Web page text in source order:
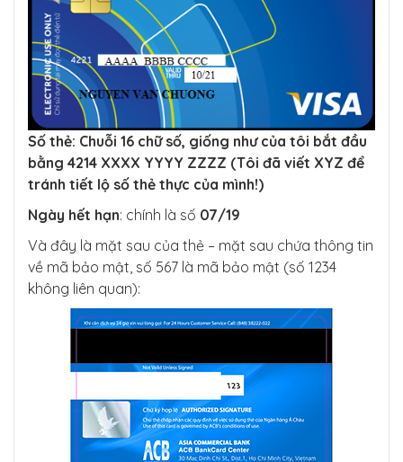
Số thẻ: Chuỗi 16 chữ số, giống như của tôi bắt đầu
bằng 4214 XXXX YYYY ZZZZ (Tôi đã viết XYZ để
tránh tiết lộ số thẻ thực của mình!)
Ngày hết hạn: chính là số 07/19
Và đây là mặt sau của thẻ – mặt sau chứa thông tin
về mã bảo mật, số 567 là mã bảo mật (số 1234
không liên quan):